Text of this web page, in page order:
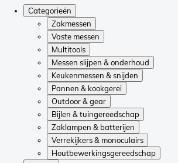
Categorieën
Zakmessen
Vaste messen
Multitools
Messen slijpen & onderhoud
Keukenmessen & snijden
Pannen & kookgerei
Outdoor & gear
Bijlen & tuingereedschap
Zaklampen & batterijen
Verrekijkers & monoculairs
Houtbewerkingsgereedschap